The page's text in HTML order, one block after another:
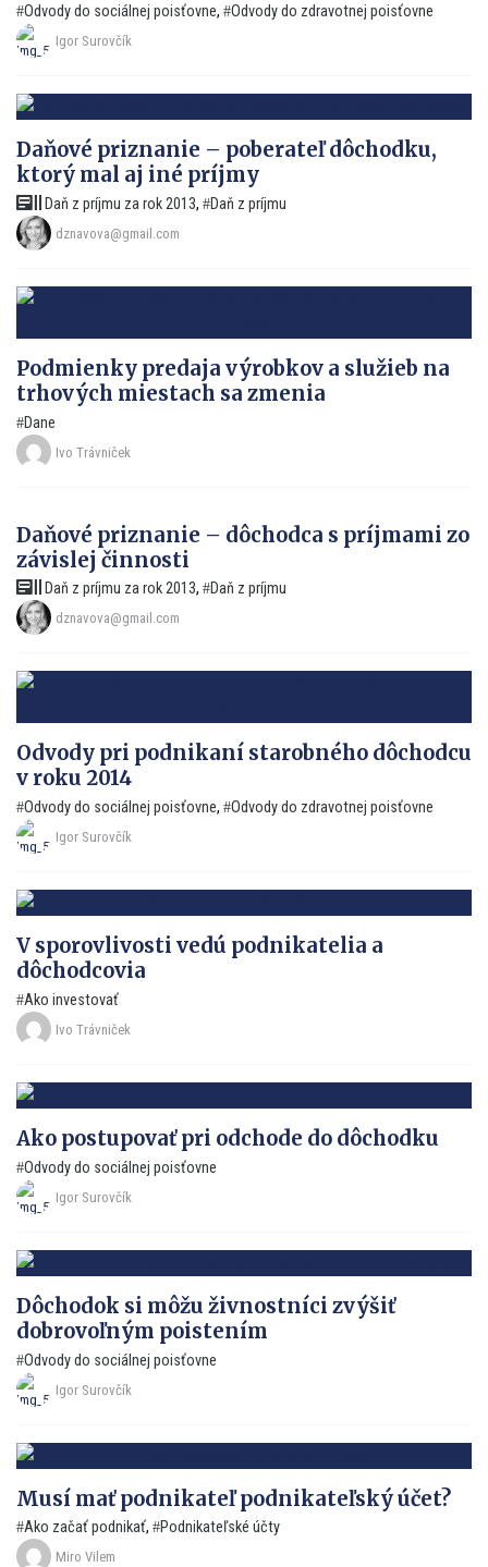
Odvody do sociálnej poisťovne, Odvody do zdravotnej poisťovne
Igor Surovčík
Daňové priznanie – poberateľ dôchodku,
ktorý mal aj iné príjmy
Daň z príjmu za rok 2013, Daň z príjmu
dznavova@gmail.com
Podmienky predaja výrobkov a služieb na
trhových miestach sa zmenia
Dane
Ivo Trávniček
Daňové priznanie – dôchodca s príjmami zo
závislej činnosti
Daň z príjmu za rok 2013, Daň z príjmu
dznavova@gmail.com
Odvody pri podnikaní starobného dôchodcu
v roku 2014
Odvody do sociálnej poisťovne, Odvody do zdravotnej poisťovne
Igor Surovčík
V sporovlivosti vedú podnikatelia a
dôchodcovia
Ako investovať
Ivo Trávniček
Ako postupovať pri odchode do dôchodku
Odvody do sociálnej poisťovne
Igor Surovčík
Dôchodok si môžu živnostníci zvýšiť
dobrovoľným poistením
Odvody do sociálnej poisťovne
Igor Surovčík
Musí mať podnikateľ podnikateľský účet?
Ako začať podnikať, Podnikateľské účty
Miro Vilem